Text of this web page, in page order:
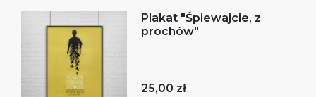
Plakat "Śpiewajcie, z
prochów"
25,00 zł